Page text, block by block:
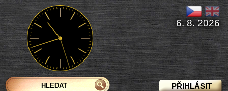
PŘIHLÁSIT
6. 8. 2026